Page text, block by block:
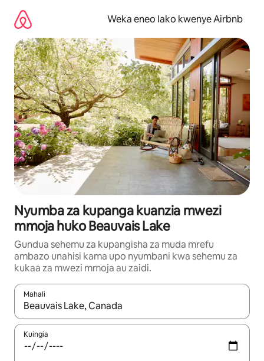
kwenda
kwenye
maudhui
Weka eneo lako kwenye Airbnb
Nyumba za kupanga kuanzia mwezi
mmoja huko Beauvais Lake
Gundua sehemu za kupangisha za muda mrefu
ambazo unahisi kama upo nyumbani kwa sehemu za
kukaa za mwezi mmoja au zaidi.
Mahali
Wakati matokeo yanapatikana, vinjari kwa kutumia vitufe vya
Kuingia